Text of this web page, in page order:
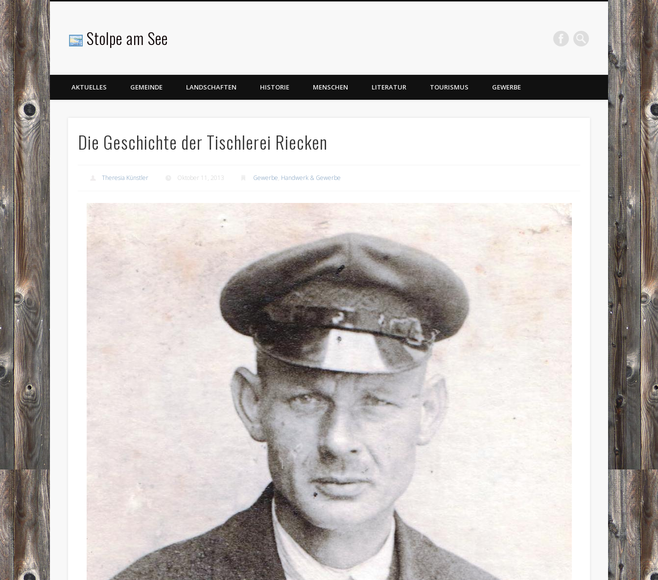
Stolpe am See
Facebook
AKTUELLES GEMEINDE LANDSCHAFTEN HISTORIE MENSCHEN LITERATUR TOURISMUS GEWERBE
Die Geschichte der Tischlerei Riecken
Theresia Künstler Oktober 11, 2013 Gewerbe, Handwerk & Gewerbe